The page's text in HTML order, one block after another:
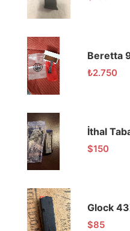
Beretta
₺2.750
$150
$85